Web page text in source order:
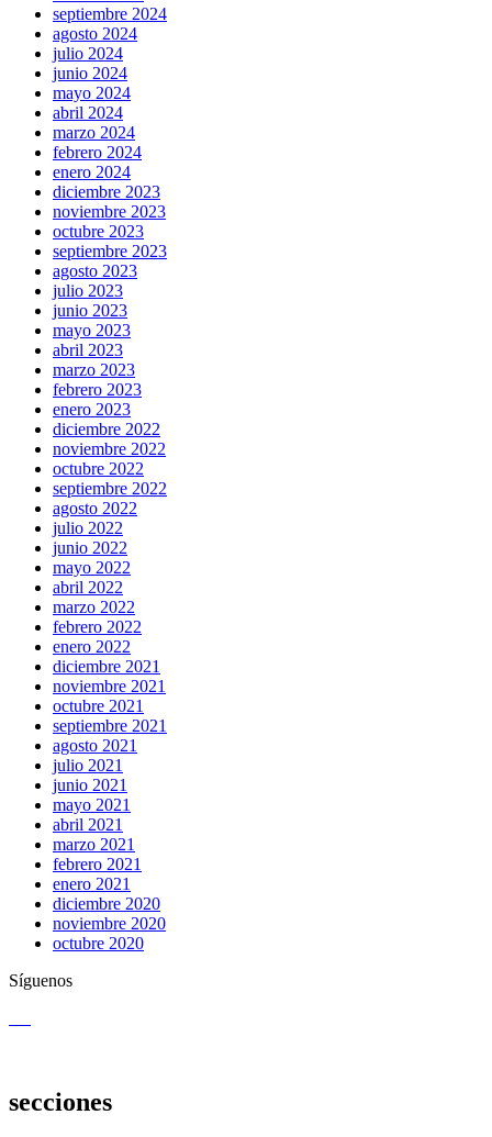
septiembre 2024
agosto 2024
julio 2024
junio 2024
mayo 2024
abril 2024
marzo 2024
febrero 2024
enero 2024
diciembre 2023
noviembre 2023
octubre 2023
septiembre 2023
agosto 2023
julio 2023
junio 2023
mayo 2023
abril 2023
marzo 2023
febrero 2023
enero 2023
diciembre 2022
noviembre 2022
octubre 2022
septiembre 2022
agosto 2022
julio 2022
junio 2022
mayo 2022
abril 2022
marzo 2022
febrero 2022
enero 2022
diciembre 2021
noviembre 2021
octubre 2021
septiembre 2021
agosto 2021
julio 2021
junio 2021
mayo 2021
abril 2021
marzo 2021
febrero 2021
enero 2021
diciembre 2020
noviembre 2020
octubre 2020
Síguenos
secciones